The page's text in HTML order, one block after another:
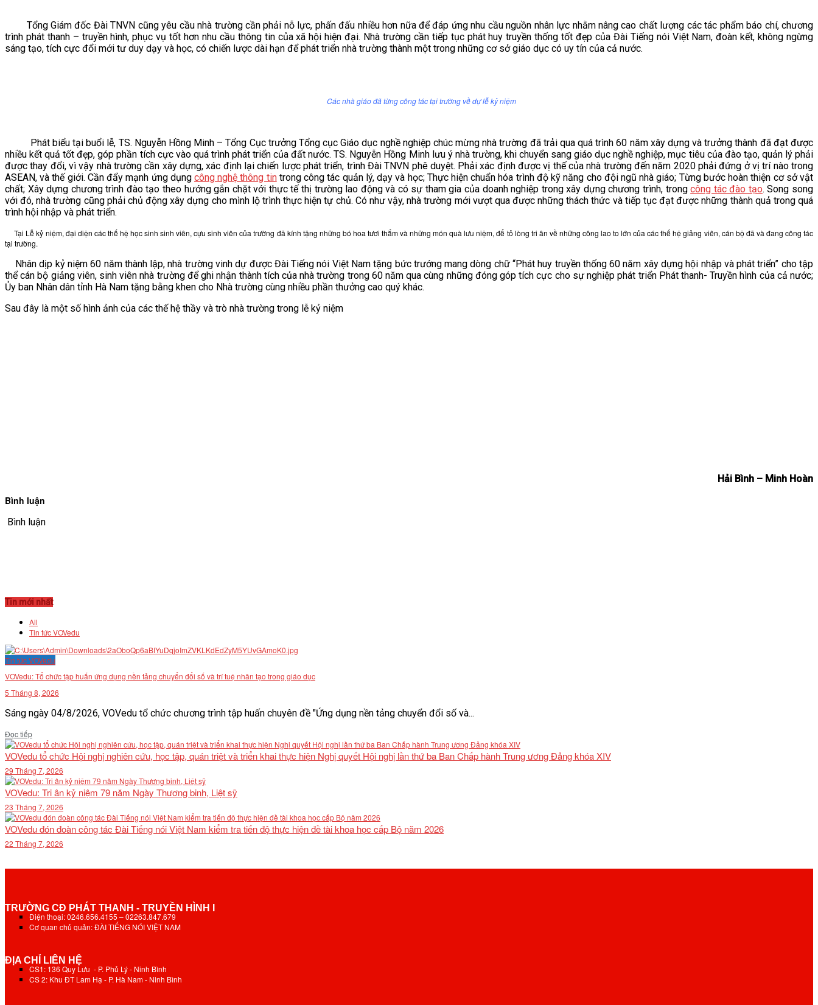
Tổng Giám đốc Đài TNVN cũng yêu cầu nhà trường cần phải nỗ lực, phấn đấu nhiều hơn nữa để đáp ứng nhu cầu nguồn nhân lực nhằm nâng cao chất lượng các tác phẩm báo chí, chương
trình phát thanh – truyền hình, phục vụ tốt hơn nhu cầu thông tin của xã hội hiện đại. Nhà trường cần tiếp tục phát huy truyền thống tốt đẹp của Đài Tiếng nói Việt Nam, đoàn kết, không ngừng
sáng tạo, tích cực đổi mới tư duy dạy và học, có chiến lược dài hạn để phát triển nhà trường thành một trong những cơ sở giáo dục có uy tín của cả nước.
Các nhà giáo đã từng công tác tại trường về dự lễ kỷ niệm
Phát biểu tại buổi lễ, TS. Nguyễn Hồng Minh – Tổng Cục trưởng Tổng cục Giáo dục nghề nghiệp chúc mừng nhà trường đã trải qua quá trình 60 năm xây dựng và trưởng thành đã đạt được
nhiều kết quả tốt đẹp, góp phần tích cực vào quá trình phát triển của đất nước. TS. Nguyễn Hồng Minh lưu ý nhà trường, khi chuyển sang giáo dục nghề nghiệp, mục tiêu của đào tạo, quản lý phải
được thay đổi, vì vậy nhà trường cần xây dựng, xác định lại chiến lược phát triển, trình Đài TNVN phê duyệt. Phải xác định được vị thế của nhà trường đến năm 2020 phải đứng ở vị trí nào trong
ASEAN, và thế giới. Cần đẩy mạnh ứng dụngcông nghệ thông tintrong công tác quản lý, dạy và học; Thực hiện chuẩn hóa trình độ kỹ năng cho đội ngũ nhà giáo; Từng bước hoàn thiện cơ sở vật
chất; Xây dựng chương trình đào tạo theo hướng gắn chặt với thực tế thị trường lao động và có sự tham gia của doanh nghiệp trong xây dựng chương trình, trongcông tác đào tạo. Song song
với đó, nhà trường cũng phải chủ động xây dựng cho mình lộ trình thực hiện tự chủ. Có như vậy, nhà trường mới vượt qua được những thách thức và tiếp tục đạt được những thành quả trong quá
trình hội nhập và phát triển.
Tại Lễ kỷ niệm, đại diện các thế hệ học sinh sinh viên, cựu sinh viên của trường đã kính tặng những bó hoa tươi thắm và những món quà lưu niệm, để tỏ lòng tri ân về những công lao to lớn của các thế hệ giảng viên, cán bộ đã và đang công tác
tại trường.
Nhân dịp kỷ niệm 60 năm thành lập, nhà trường vinh dự được Đài Tiếng nói Việt Nam tặng bức trướng mang dòng chữ “Phát huy truyền thống 60 năm xây dựng hội nhập và phát triển” cho tập
thể cán bộ giảng viên, sinh viên nhà trường để ghi nhận thành tích của nhà trường trong 60 năm qua cùng những đóng góp tích cực cho sự nghiệp phát triển Phát thanh- Truyền hình của cả nước;
Ủy ban Nhân dân tỉnh Hà Nam tặng bằng khen cho Nhà trường cùng nhiều phần thưởng cao quý khác.
Sau đây là một số hình ảnh của các thế hệ thầy và trò nhà trường trong lễ kỷ niệm
Hải Bình – Minh Hoàn
Bình luận
Bình luận
Tin mới nhất
All
Tin tức VOVedu
Tin tức VOVedu
VOVedu: Tổ chức tập huấn ứng dụng nền tảng chuyển đổi số và trí tuệ nhân tạo trong giáo dục
5 Tháng 8, 2026
Sáng ngày 04/8/2026, VOVedu tổ chức chương trình tập huấn chuyên đề "Ứng dụng nền tảng chuyển đổi số và...
Đọc tiếpDetails
VOVedu tổ chức Hội nghị nghiên cứu, học tập, quán triệt và triển khai thực hiện Nghị quyết Hội nghị lần thứ ba Ban Chấp hành Trung ương Đảng khóa XIV
29 Tháng 7, 2026
VOVedu: Tri ân kỷ niệm 79 năm Ngày Thương binh, Liệt sỹ
23 Tháng 7, 2026
VOVedu đón đoàn công tác Đài Tiếng nói Việt Nam kiểm tra tiến độ thực hiện đề tài khoa học cấp Bộ năm 2026
22 Tháng 7, 2026
TRƯỜNG CĐ PHÁT THANH - TRUYỀN HÌNH I
Điện thoại: 0246.656.4155 – 02263.847.679
Cơ quan chủ quản: ĐÀI TIẾNG NÓI VIỆT NAM
ĐỊA CHỈ LIÊN HỆ
CS1: 136 Quy Lưu - P. Phủ Lý - Ninh Bình
CS 2: Khu ĐT Lam Hạ - P. Hà Nam - Ninh Bình